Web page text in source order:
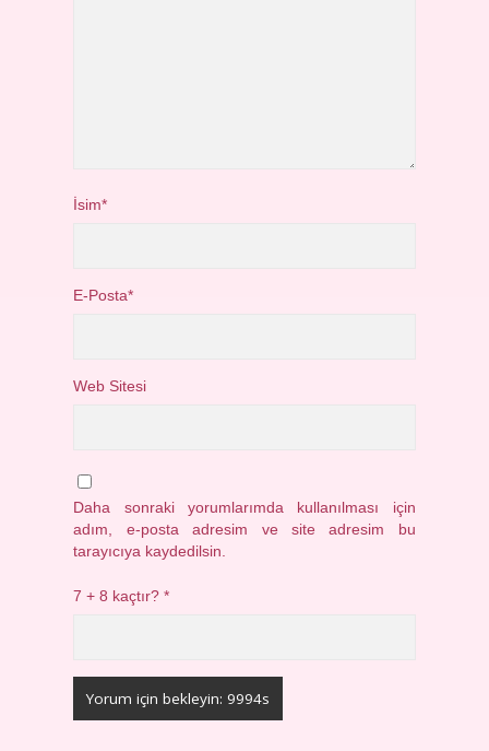
İsim*
E-Posta*
Web Sitesi
Daha sonraki yorumlarımda kullanılması için
adım, e-posta adresim ve site adresim bu
tarayıcıya kaydedilsin.
7 + 8 kaçtır?*